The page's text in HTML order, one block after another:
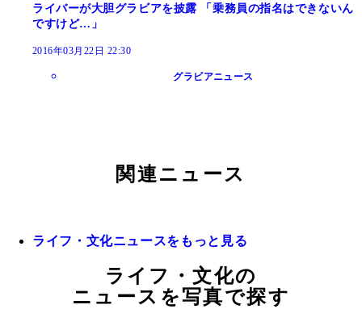
ライバーが大胆グラビアを披露 「乗務員の指名はできないん
ですけど…」
2016年03月22日 22:30
グラビアニュース
関連ニュース
ライフ・文化ニュースをもっと見る
ライフ・文化の
ニュースを写真で探す